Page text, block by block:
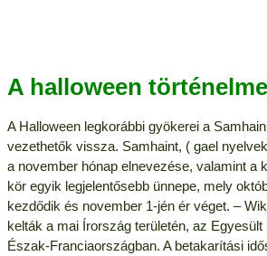
A halloween történelme
A Halloween legkorábbi gyökerei a
vezethetők vissza. Samhaint, ( gael
a november hónap elnevezése, valamint a
kör egyik legjelentősebb ünnepe, mely
kezdődik és november 1-jén ér véget. –
kelták a mai Írország területén, az Egyesült
Észak-Franciaországban. A betakarítási